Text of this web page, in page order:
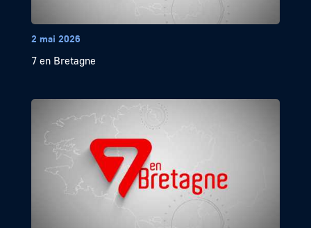
2 mai 2026
7 en Bretagne